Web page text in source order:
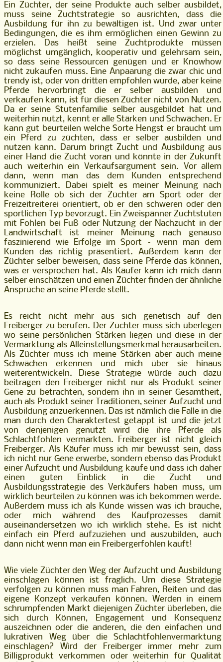
Ein Züchter, der seine Produkte auch selber ausbildet,
muss seine Zuchtstrategie so ausrichten, dass die
Ausbildung für ihn zu bewältigen ist. Und zwar unter
Bedingungen, die es ihm ermöglichen einen Gewinn zu
erzielen. Das heißt seine Zuchtprodukte müssen
möglichst umgänglich, kooperativ und gelehrsam sein,
so dass seine Ressourcen genügen und er Knowhow
nicht zukaufen muss. Eine Anpaarung die zwar chic und
trendy ist, oder von dritten empfohlen wurde, aber keine
Pferde hervorbringt die er selber ausbilden und
verkaufen kann, ist für diesen Züchter nicht von Nutzen.
Da er seine Stutenfamilie selber ausgebildet hat und
weiterhin nutzt, kennt er alle Stärken und Schwächen. Er
kann gut beurteilen welche Sorte Hengst er braucht um
ein Pferd zu züchten, dass er selber ausbilden und
nutzen kann. Darum bringt Zucht und Ausbildung aus
einer Hand die Zucht voran und könnte in der Zukunft
auch weiterhin ein Verkaufsargument sein. Vor allem
dann, wenn man das dem Kunden entsprechend
kommuniziert. Dabei spielt es meiner Meinung nach
keine Rolle ob sich der Züchter am Sport oder der
Freizeitreiterei orientiert, ob er den schweren oder den
sportlichen Typ bevorzugt. Ein Zweispänner Zuchtstuten
mit Fohlen bei Fuß oder Nutzung der Nachzucht in der
Landwirtschaft ist meiner Meinung nach genauso
faszinierend wie Erfolge im Sport – wenn man dem
Kunden das richtig präsentiert. Außerdem kann der
Züchter selber beweisen, dass seine Pferde das können,
was er versprochen hat. Als Käufer kann ich mich dann
selber einschätzen und einen Züchter finden der ähnliche
Ansprüche an seine Pferde stellt.
Es reicht nicht mehr aus sich genetisch auf den
Freiberger zu berufen. Der Züchter muss sich überlegen
wo seine persönlichen Stärken liegen und diese in der
Vermarktung als Alleinstellungsmerkmal herausarbeiten.
Als Züchter muss ich meine Stärken aber auch meine
Schwächen erkennen und mich über sie hinaus
weiterentwickeln. Diese Strategie würde auch dazu
beitragen den Freiberger nicht nur als Produkt seiner
Gene zu betrachten, sondern ihn in seiner Gesamtheit,
auch als Produkt seiner Traditionen, seiner Aufzucht und
Ausbildung anzuerkennen. Das ist nämlich die Falle in die
man durch den Charaktertest getappt ist und die jetzt
von denjenigen genutzt wird die ihre Pferde als
Schlachtfohlen vermarkten. Freiberger ist nicht gleich
Freiberger. Als Käufer muss ich mir bewusst sein, dass
ich nicht nur Gene erwerbe, sondern ebenso das Produkt
einer Aufzucht und Ausbildung kaufe und dass ich daher
einen guten Einblick in die Zucht und
Ausbildungsstrategie des Verkäufers haben muss, um
wirklich beurteilen zu können was ich bekommen werde.
Außerdem muss ich als Kunde wissen was ich brauche,
oder mich während des Kaufprozesses damit
auseinandersetzen wo ich wirklich stehe. Es ist nicht
einfach ein Pferd aufzuziehen und auszubilden, auch
dann nicht wenn man ein Freibergerfohlen kauft!
Wie viele Züchter den Weg der Aufzucht und Ausbildung
einschlagen können ist fraglich. Um diese Strategie
verfolgen zu können muss man Fahren, Reiten und das
eigene Konzept verkaufen können. Werden in einem
schrumpfenden Markt diejenigen Züchter überleben, die
sich durch Können, Engagement und Konsequenz
auszeichnen oder die anderen, die den einfachen und
lukrativen Weg über die Schlachtfohlenvermarktung
einschlagen? Wird der Freiberger immer mehr zum
Billigprodukt verkommen oder weiterhin für Qualität